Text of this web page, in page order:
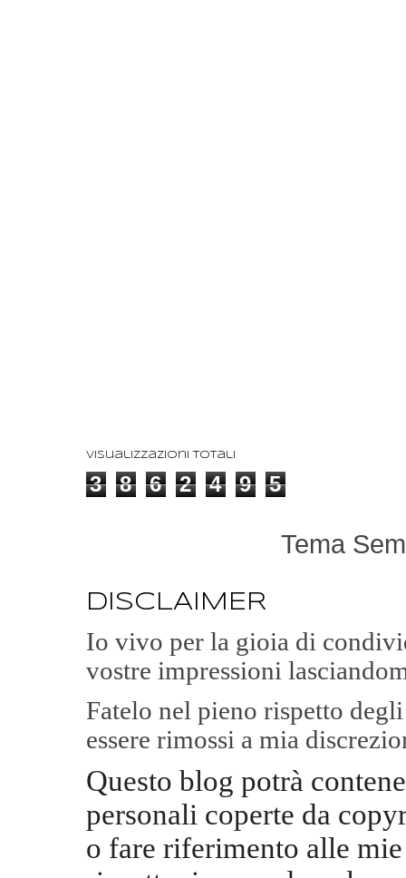
Visualizzazioni totali
3 8 6 2 4 9 5
Tema
DISCLAIMER
Io vivo per la gioia di
vostre impressioni
Fatelo nel pieno rispetto
essere rimossi a mia
Questo blog potrà
personali coperte da
o fare riferimento alle